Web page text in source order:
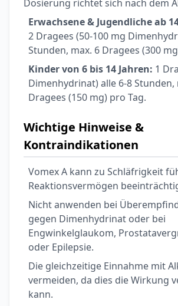
Dosierung richtet sich nach dem
Erwachsene & Jugendliche ab
2 Dragees (50-100 mg
Stunden, max. 6 Dragees (300
Kinder von 6 bis 14 Jahren: 1
Dimenhydrinat) alle 6-8 Stunden,
Dragees (150 mg) pro Tag.
Wichtige Hinweise &
Kontraindikationen
Vomex A kann zu Schläfrigkeit
Reaktionsvermögen
Nicht anwenden bei
gegen Dimenhydrinat oder bei
Engwinkelglaukom,
oder Epilepsie.
Die gleichzeitige Einnahme mit
vermeiden, da dies die Wirkung
kann.